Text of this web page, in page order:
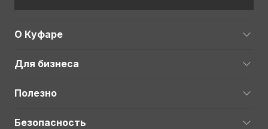
О Куфаре
Для бизнеса
Полезно
Безопасность